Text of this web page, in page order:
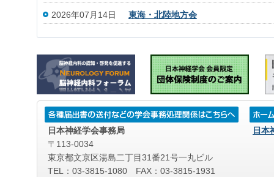
2026年07月14日 東海・北陸地方会
日本神経学会事務局
〒113-0034
東京都文京区湯島二丁目31番21号一丸ビル
TEL：03-3815-1080 FAX：03-3815-1931
日本